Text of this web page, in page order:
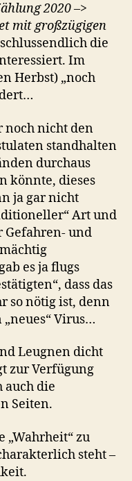
2020 –>
mit großzügigen
die
Im
Herbst) „noch
noch nicht den
standhalten
durchaus
könnte, dieses
ja gar nicht
Art und
Gefahren- und
es ja flugs
dass das
so nötig ist, denn
Virus…
Leugnen dicht
zur Verfügung
auch die
Seiten.
„Wahrheit“ zu
steht –